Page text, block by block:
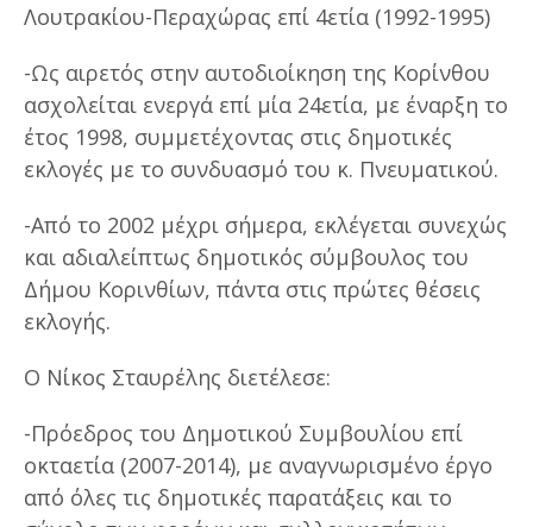
Λουτρακίου-Περαχώρας επί 4ετία (1992-1995)
-Ως αιρετός στην αυτοδιοίκηση της Κορίνθου
ασχολείται ενεργά επί μία 24ετία, με έναρξη το
έτος 1998, συμμετέχοντας στις δημοτικές
εκλογές με το συνδυασμό του κ. Πνευματικού.
-Από το 2002 μέχρι σήμερα, εκλέγεται συνεχώς
και αδιαλείπτως δημοτικός σύμβουλος του
Δήμου Κορινθίων, πάντα στις πρώτες θέσεις
εκλογής.
Ο Νίκος Σταυρέλης διετέλεσε:
-Πρόεδρος του Δημοτικού Συμβουλίου επί
οκταετία (2007-2014), με αναγνωρισμένο έργο
από όλες τις δημοτικές παρατάξεις και το